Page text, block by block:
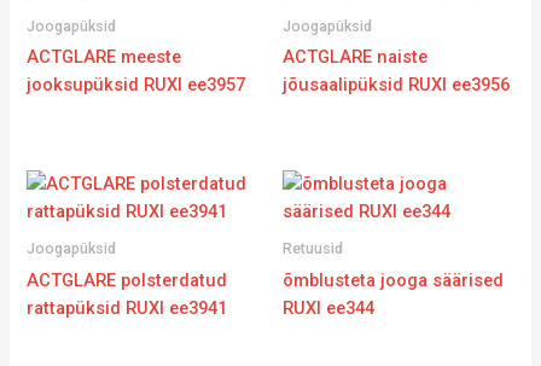
Joogapüksid
ACTGLARE meeste
jooksupüksid RUXI ee3957
Joogapüksid
ACTGLARE naiste
jõusaalipüksid RUXI ee3956
Joogapüksid
ACTGLARE polsterdatud
rattapüksid RUXI ee3941
Retuusid
õmblusteta jooga säärised
RUXI ee344